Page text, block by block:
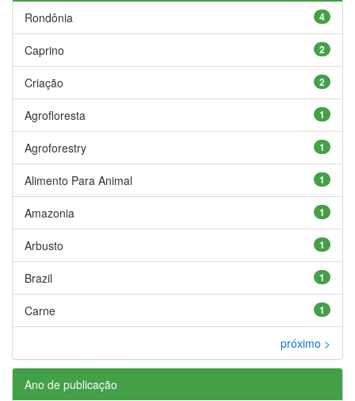
4
Rondônia
2
Caprino
2
Criação
1
Agrofloresta
1
Agroforestry
1
Alimento Para Animal
1
Amazonia
1
Arbusto
1
Brazil
1
Carne
próximo >
Ano de publicação